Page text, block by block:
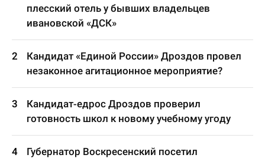
плесский отель у бывших владельцев
ивановской «ДСК»
Кандидат «Единой России» Дроздов провел
незаконное агитационное мероприятие?
Кандидат-едрос Дроздов проверил
готовность школ к новому учебному угоду
Губернатор Воскресенский посетил